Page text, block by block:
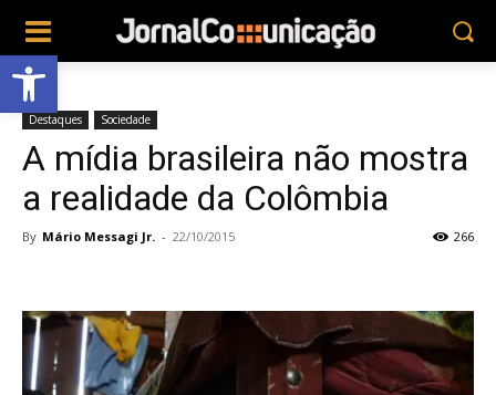
Abrir a barra de ferramentas
Destaques Sociedade
A mídia brasileira não mostra
a realidade da Colômbia
By Mário Messagi Jr. - 22/10/2015 266